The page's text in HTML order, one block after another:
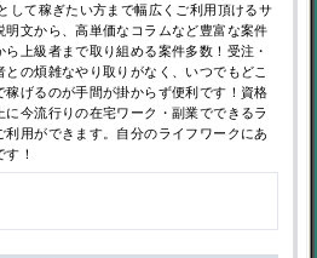
して稼ぎたい方まで幅広くご利用頂けるサ
明文から、高単価なコラムなど豊富な案件
上級者まで取り組める案件多数！受注・
の煩雑なやり取りがなく、いつでもどこ
げるのが手間が掛からず便利です！資格
今流行りの在宅ワーク・副業でできるラ
用ができます。自分のライフワークにあ
！